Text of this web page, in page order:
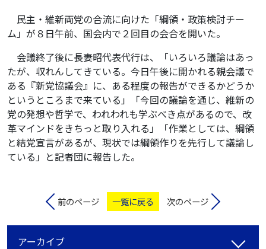
民主・維新両党の合流に向けた「綱領・政策検討チー
ム」が８日午前、国会内で２回目の会合を開いた。
会議終了後に長妻昭代表代行は、「いろいろ議論はあっ
たが、収れんしてきている。今日午後に開かれる親会議で
ある『新党協議会』に、ある程度の報告ができるかどうか
というところまで来ている」「今回の議論を通じ、維新の
党の発想や哲学で、われわれも学ぶべき点があるので、改
革マインドをきちっと取り入れる」「作業としては、綱領
と結党宣言があるが、現状では綱領作りを先行して議論し
ている」と記者団に報告した。
前のページ 一覧に戻る 次のページ
アーカイブ